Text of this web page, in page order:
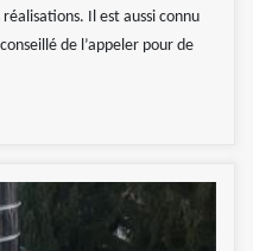
Il est aussi connu
de l’appeler pour de